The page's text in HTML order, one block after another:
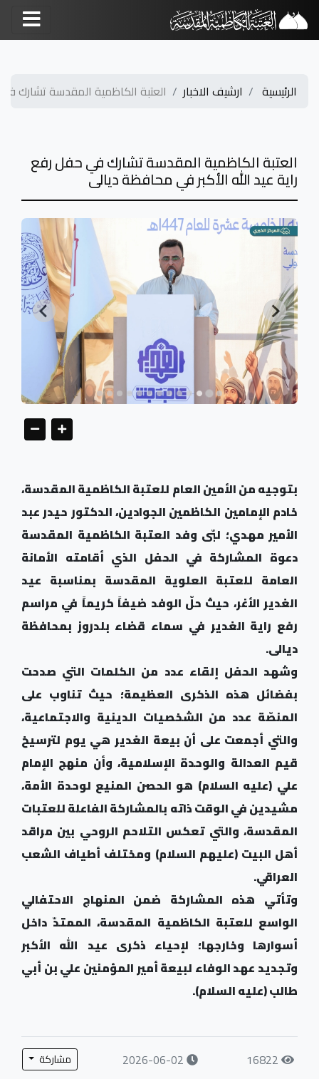
الرئيسية ارشيف الاخبار العتبة الكاظمية المقدسة تشارك
العتبة الكاظمية المقدسة تشارك في حفل رفع
راية عيد الله الأكبر في محافظة ديالى
بتوجيه من الأمين العام للعتبة الكاظمية المقدسة،
خادم الإمامين الكاظمين الجوادين، الدكتور حيدر عبد
الأمير مهدي؛ لبّى وفد العتبة الكاظمية المقدسة
دعوة المشاركة في الحفل الذي أقامته الأمانة
العامة للعتبة العلوية المقدسة بمناسبة عيد
الغدير الأغر، حيث حلّ الوفد ضيفاً كريماً في مراسم
رفع راية الغدير في سماء قضاء بلدروز بمحافظة
ديالى.
وشهد الحفل إلقاء عدد من الكلمات التي صدحت
بفضائل هذه الذكرى العظيمة؛ حيث تناوب على
المنصّة عدد من الشخصيات الدينية والاجتماعية،
والتي أجمعت على أن بيعة الغدير هي يوم لترسيخ
قيم العدالة والوحدة الإسلامية، وأن منهج الإمام
علي (عليه السلام) هو الحصن المنيع لوحدة الأمة،
مشيدين في الوقت ذاته بالمشاركة الفاعلة للعتبات
المقدسة، والتي تعكس التلاحم الروحي بين مراقد
أهل البيت (عليهم السلام) ومختلف أطياف الشعب
العراقي.
وتأتي هذه المشاركة ضمن المنهاج الاحتفالي
الواسع للعتبة الكاظمية المقدسة، الممتدّ داخل
أسوارها وخارجها؛ لإحياء ذكرى عيد الله الأكبر
وتجديد عهد الوفاء لبيعة أمير المؤمنين علي بن أبي
طالب (عليه السلام).
16822
2026-06-02 مشاركة